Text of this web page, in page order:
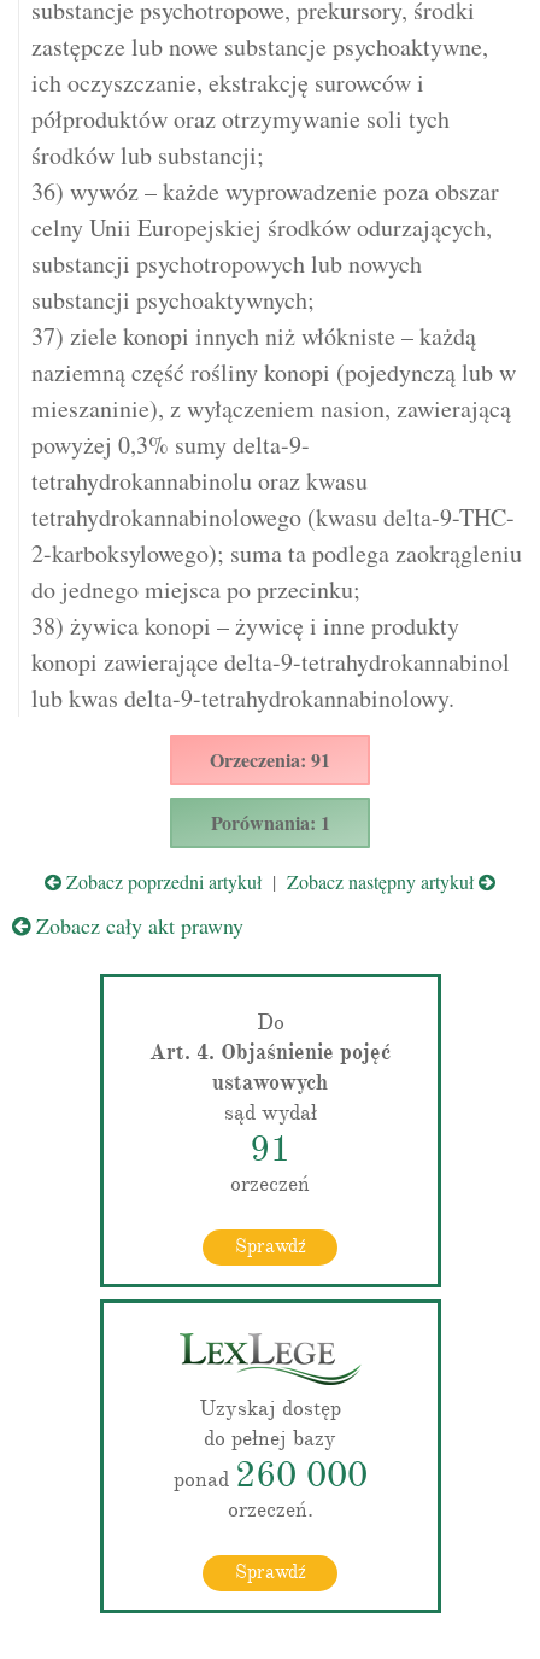
substancje psychotropowe, prekursory, środki
zastępcze lub nowe substancje psychoaktywne,
ich oczyszczanie, ekstrakcję surowców i
półproduktów oraz otrzymywanie soli tych
środków lub substancji;
36) wywóz – każde wyprowadzenie poza obszar
celny Unii Europejskiej środków odurzających,
substancji psychotropowych lub nowych
substancji psychoaktywnych;
37) ziele konopi innych niż włókniste – każdą
naziemną część rośliny konopi (pojedynczą lub w
mieszaninie), z wyłączeniem nasion, zawierającą
powyżej 0,3% sumy delta-9-
tetrahydrokannabinolu oraz kwasu
tetrahydrokannabinolowego (kwasu delta-9-THC-
2-karboksylowego); suma ta podlega zaokrągleniu
do jednego miejsca po przecinku;
38) żywica konopi – żywicę i inne produkty
konopi zawierające delta-9-tetrahydrokannabinol
lub kwas delta-9-tetrahydrokannabinolowy.
Orzeczenia: 91
Porównania: 1
Zobacz poprzedni artykuł | Zobacz następny artykuł
Zobacz cały akt prawny
Do
Art. 4. Objaśnienie pojęć
ustawowych
sąd wydał
91
orzeczeń
Sprawdź
Uzyskaj dostęp
do pełnej bazy
ponad 260 000
orzeczeń.
Sprawdź